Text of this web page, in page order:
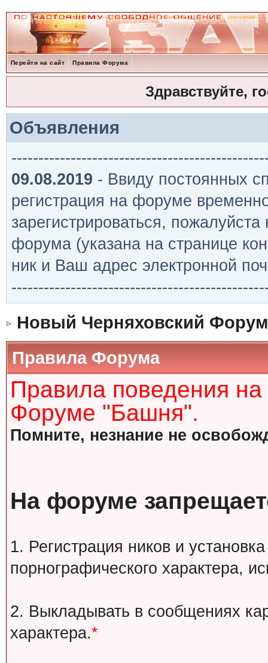
Перейти на сайт Правила Форума
Здравствуйте,
Объявления
09.08.2019 - Ввиду постоянных
регистрация на форуме
зарегистрироваться,
форума (указана на странице
ник и Ваш адрес электронной
Новый Черняховский Форум
Правила Форума
Правила поведения
Форуме "Башня".
Помните, незнание не
На форуме
1. Регистрация ников и
порнографического характера,
2. Выкладывать в сообщениях
характера.*